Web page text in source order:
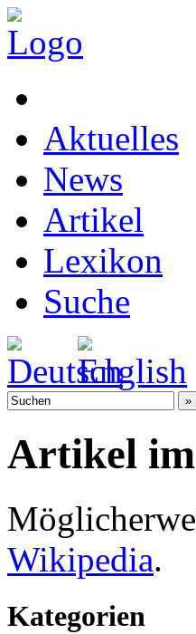
Aktuelles
News
Artikel
Lexikon
Suche
Artikel
Wikipedia.
Kategorien